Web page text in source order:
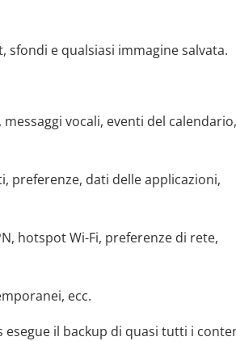
e qualsiasi immagine salvata.
vocali, eventi del calendario,
preferenze, dati delle applicazioni,
hotspot Wi-Fi, preferenze di rete,
ecc.
esegue il backup di quasi tutti i